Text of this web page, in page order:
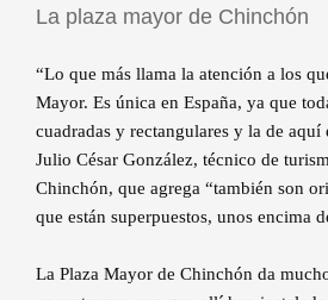
La plaza mayor de Chinchón
“Lo que más llama la atención a los
Mayor. Es única en España, ya que
cuadradas y rectangulares y la de aquí
Julio César González, técnico de
Chinchón, que agrega “también son
que están superpuestos, unos encima
La Plaza Mayor de Chinchón da